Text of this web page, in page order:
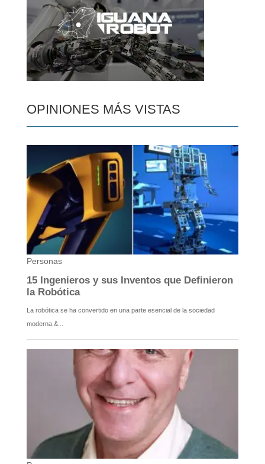
OPINIONES MÁS VISTAS